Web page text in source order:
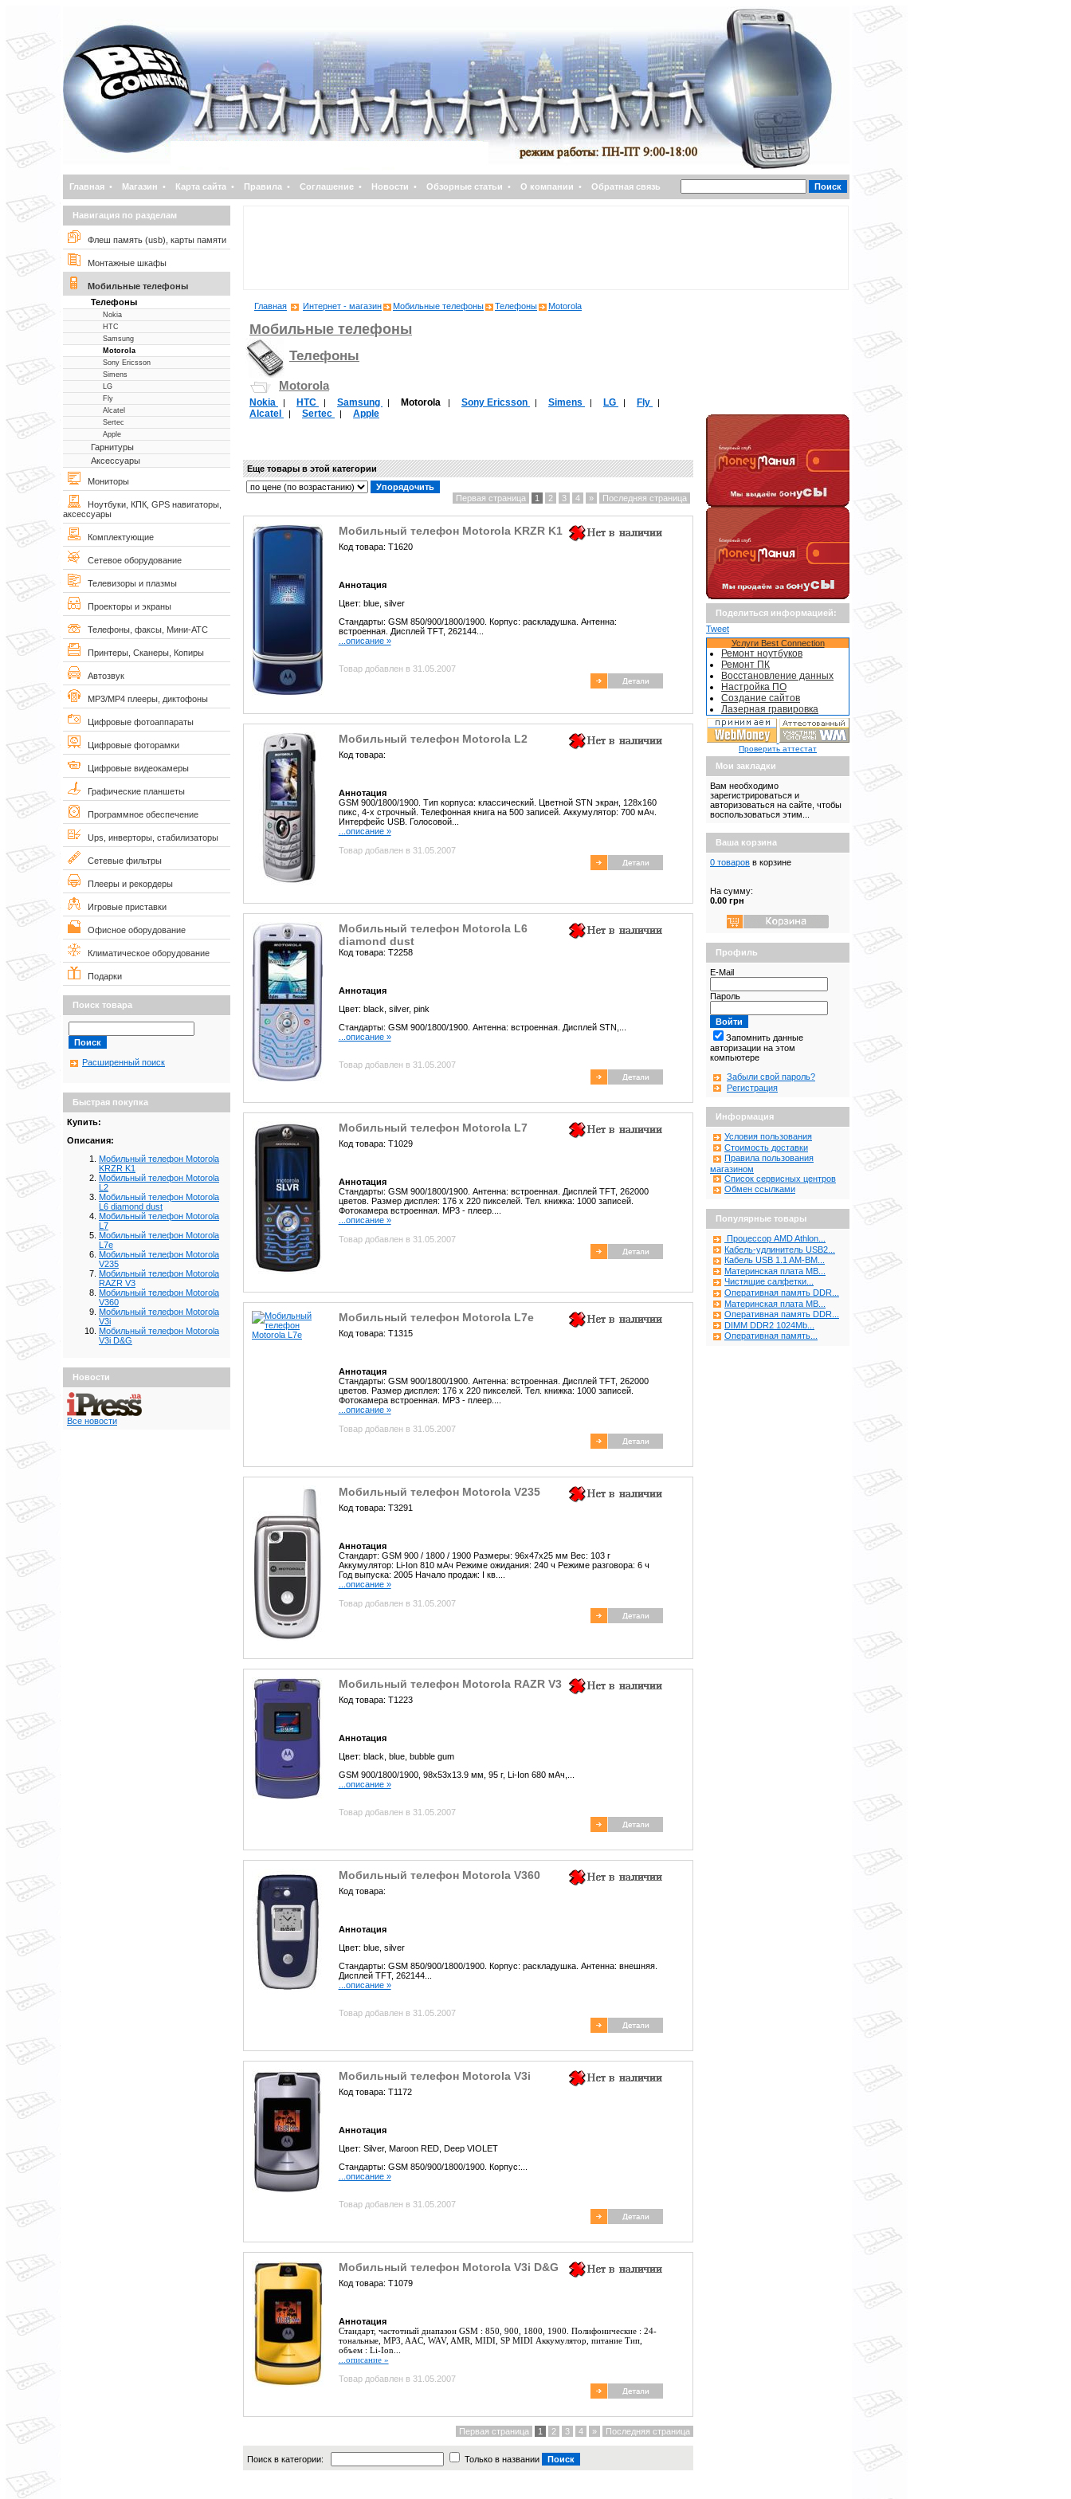
Главная • Магазин • Карта сайта • Правила • Соглашение • Новости • Обзорные статьи • О компании • Обратная связь
Навигация по разделам
Флеш память (usb), карты памяти
Монтажные шкафы
Мобильные телефоны
Телефоны
Nokia
НТС
Samsung
Motorola
Sony Ericsson
Simens
LG
Fly
Alcatel
Sertec
Apple
Гарнитуры
Аксессуары
Мониторы
Ноутбуки, КПК, GPS навигаторы,
аксессуары
Комплектующие
Сетевое оборудование
Телевизоры и плазмы
Проекторы и экраны
Телефоны, факсы, Мини-АТС
Принтеры, Сканеры, Копиры
Автозвук
MP3/MP4 плееры, диктофоны
Цифровые фотоаппараты
Цифровые фоторамки
Цифровые видеокамеры
Графические планшеты
Программное обеспечение
Ups, инверторы, стабилизаторы
Сетевые фильтры
Плееры и рекордеры
Игровые приставки
Офисное оборудование
Климатическое оборудование
Подарки
Поиск товара
Расширенный поиск
Быстрая покупка
Купить:
Описания:
Мобильный телефон Motorola
KRZR K1
Мобильный телефон Motorola
L2
Мобильный телефон Motorola
L6 diamond dust
Мобильный телефон Motorola
L7
Мобильный телефон Motorola
L7e
Мобильный телефон Motorola
V235
Мобильный телефон Motorola
RAZR V3
Мобильный телефон Motorola
V360
Мобильный телефон Motorola
V3i
Мобильный телефон Motorola
V3i D&G
Новости
Все новости
Главная Интернет - магазин Мобильные телефоны Телефоны Motorola
Мобильные телефоны
Телефоны
Motorola
Nokia | НТС | Samsung | Motorola | Sony Ericsson | Simens | LG | Fly |
Alcatel | Sertec | Apple
Еще товары в этой категории
Первая страница 1 2 3 4 » Последняя страница
Мобильный телефон Motorola KRZR K1
Код товара: T1620
Аннотация
Цвет: blue, silver
Стандарты: GSM 850/900/1800/1900. Корпус: раскладушка. Антенна:
встроенная. Дисплей TFT, 262144...
...описание »
Товар добавлен в 31.05.2007
Мобильный телефон Motorola L2
Код товара:
Аннотация
GSM 900/1800/1900. Тип корпуса: классический. Цветной STN экран, 128x160
пикс, 4-х строчный. Телефонная книга на 500 записей. Аккумулятор: 700 мАч.
Интерфейс USB. Голосовой...
...описание »
Товар добавлен в 31.05.2007
Мобильный телефон Motorola L6
diamond dust
Код товара: T2258
Аннотация
Цвет: black, silver, pink
Стандарты: GSM 900/1800/1900. Антенна: встроенная. Дисплей STN,...
...описание »
Товар добавлен в 31.05.2007
Мобильный телефон Motorola L7
Код товара: T1029
Аннотация
Стандарты: GSM 900/1800/1900. Антенна: встроенная. Дисплей TFT, 262000
цветов. Размер дисплея: 176 х 220 пикселей. Тел. книжка: 1000 записей.
Фотокамера встроенная. MP3 - плеер....
...описание »
Товар добавлен в 31.05.2007
Мобильный телефон Motorola L7e
Код товара: T1315
Аннотация
Стандарты: GSM 900/1800/1900. Антенна: встроенная. Дисплей TFT, 262000
цветов. Размер дисплея: 176 х 220 пикселей. Тел. книжка: 1000 записей.
Фотокамера встроенная. MP3 - плеер....
...описание »
Товар добавлен в 31.05.2007
Мобильный телефон Motorola V235
Код товара: T3291
Аннотация
Стандарт: GSM 900 / 1800 / 1900 Размеры: 96x47x25 мм Вес: 103 г
Аккумулятор: Li-Ion 810 мАч Режиме ожидания: 240 ч Режиме разговора: 6 ч
Год выпуска: 2005 Начало продаж: I кв....
...описание »
Товар добавлен в 31.05.2007
Мобильный телефон Motorola RAZR V3
Код товара: T1223
Аннотация
Цвет: black, blue, bubble gum
GSM 900/1800/1900, 98х53х13.9 мм, 95 г, Li-Ion 680 мАч,...
...описание »
Товар добавлен в 31.05.2007
Мобильный телефон Motorola V360
Код товара:
Аннотация
Цвет: blue, silver
Стандарты: GSM 850/900/1800/1900. Корпус: раскладушка. Антенна: внешняя.
Дисплей TFT, 262144...
...описание »
Товар добавлен в 31.05.2007
Мобильный телефон Motorola V3i
Код товара: T1172
Аннотация
Цвет: Silver, Maroon RED, Deep VIOLET
Стандарты: GSM 850/900/1800/1900. Корпус:...
...описание »
Товар добавлен в 31.05.2007
Мобильный телефон Motorola V3i D&G
Код товара: T1079
Аннотация
Стандарт, частотный диапазон GSM : 850, 900, 1800, 1900. Полифонические : 24-
тональные, MP3, AAC, WAV, AMR, MIDI, SP MIDI Аккумулятор, питание Тип,
объем : Li-Ion...
...описание »
Товар добавлен в 31.05.2007
Первая страница 1 2 3 4 » Последняя страница
Поиск в категории: Только в названии
Поделиться информацией:
Tweet
Услуги Best Connection
Ремонт ноутбуков
Ремонт ПК
Восстановление данных
Настройка ПО
Создание сайтов
Лазерная гравировка
Проверить аттестат
Мои закладки
Вам необходимо
зарегистрироваться и
авторизоваться на сайте, чтобы
воспользоваться этим...
Ваша корзина
0 товаров в корзине
На сумму:
0.00 грн
Профиль
E-Mail
Пароль
Запомнить данные
авторизации на этом
компьютере
Забыли свой пароль?
Регистрация
Информация
Условия пользования
Стоимость доставки
Правила пользования
магазином
Список сервисных центров
Обмен ссылками
Популярные товары
Процессор AMD Athlon...
Кабель-удлинитель USB2...
Кабель USB 1.1 AM-BM...
Материнская плата MB...
Чистящие салфетки...
Оперативная память DDR...
Материнская плата MB...
Оперативная память DDR...
DIMM DDR2 1024Mb...
Оперативная память...